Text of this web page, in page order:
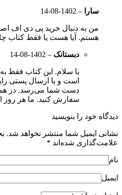
سارا –
1402-08-14
من به دنبال خرید پی دی اف
هستم. آیا هست یا فقط کتاب
دبستانک –
1402-08-14
با سلام. این کتاب فقط
است و با ارسال پستی
دست شما می‌رسد. در
سفارش کنید. ما هر روز
دیدگاه خود را بنویسید
نشانی ایمیل شما منتشر نخواهد شد.
علامت‌گذاری شده‌اند *
نام
ایمیل